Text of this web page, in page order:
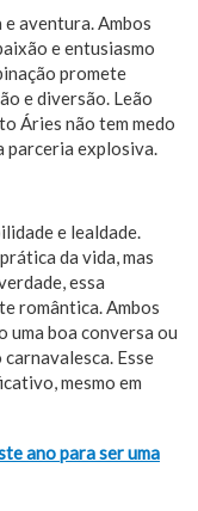
aventura. Ambos
e entusiasmo
promete
e diversão. Leão
Áries não tem medo
parceria explosiva.
e lealdade.
da vida, mas
essa
romântica. Ambos
uma boa conversa ou
Esse
mesmo em
ano para ser uma